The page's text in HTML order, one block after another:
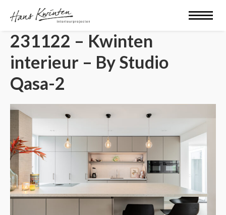
231122 – Kwinten
interieur – By Studio
Qasa-2